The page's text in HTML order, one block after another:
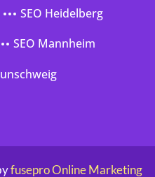
SEO Heidelberg
SEO Mannheim
fusepro Online Marketing